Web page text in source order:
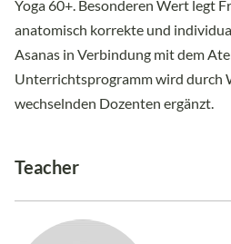
Yoga 60+. Besonderen Wert legt
anatomisch korrekte und
Asanas in Verbindung mit dem
Unterrichtsprogramm wird durch
wechselnden Dozenten ergänzt.
Teacher